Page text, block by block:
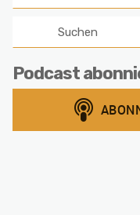
nach:
Podcast